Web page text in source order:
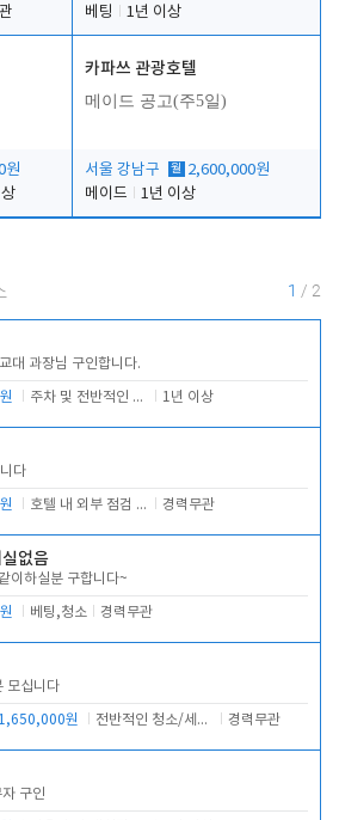
베팅
1년 이상
원
카파쓰 관광호텔
메이드 공고(주5일)
서울 강남구 월 2,600,000원
메이드
1년 이상
1 / 2
대 과장님 구인합니다.
주차 및 전반적인 당번업무 1년 이상
다
호텔 내 외부 점검 및 프런트 운영 경력무관
없음
이하실분 구합니다~
베팅,청소 경력무관
모십니다
1,650,000원 전반적인 청소/세탁업무 경력무관
구인